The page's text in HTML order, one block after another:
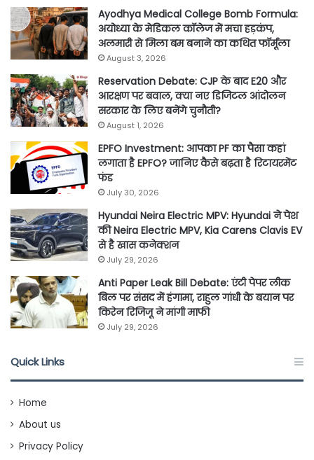
Ayodhya Medical College Bomb Formula:
अयोध्या के मेडिकल कॉलेज में मचा हड़कंप,
अलमारी से मिला बम बनाने का कथित फॉर्मूला
August 3, 2026
Reservation Debate: CJP के बाद E20 और
आरक्षण पर बवाल, क्या नए डिजिटल आंदोलन
सरकार के लिए बनेंगे चुनौती?
August 1, 2026
EPFO Investment: आपका PF का पैसा कहां
लगाता है EPFO? जानिए कैसे बढ़ता है रिटायरमेंट
फंड
July 30, 2026
Hyundai Neira Electric MPV: Hyundai ने पेश
की Neira Electric MPV, Kia Carens Clavis EV
से है खास कनेक्शन
July 29, 2026
Anti Paper Leak Bill Debate: एंटी पेपर लीक
बिल पर संसद में हंगामा, राहुल गांधी के बयान पर
किरेन रिजिजू ने मांगी माफी
July 29, 2026
Quick Links
Home
About us
Privacy Policy